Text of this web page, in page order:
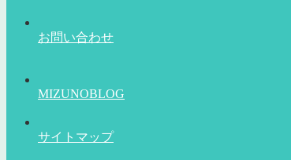
お問い合わせ
MIZUNOBLOG
サイトマップ